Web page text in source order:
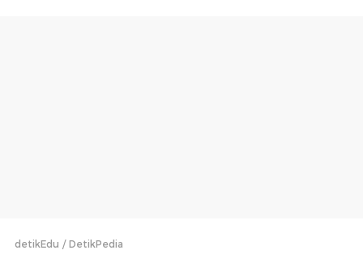
detikEdu DetikPedia